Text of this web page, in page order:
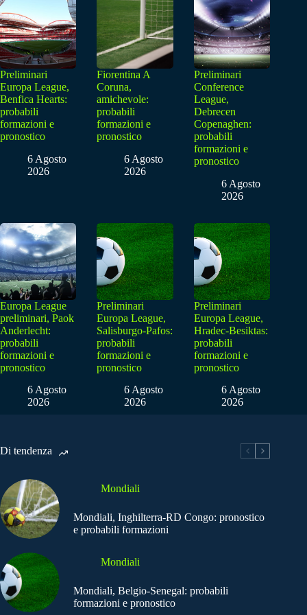
Preliminari
Europa League,
Benfica Hearts:
probabili
formazioni e
pronostico
6 Agosto
2026
Fiorentina A
Coruna,
amichevole:
probabili
formazioni e
pronostico
6 Agosto
2026
Preliminari
Conference
League,
Debrecen
Copenaghen:
probabili
formazioni e
pronostico
6 Agosto
2026
Europa League
preliminari, Paok
Anderlecht:
probabili
formazioni e
pronostico
6 Agosto
2026
Preliminari
Europa League,
Salisburgo-Pafos:
probabili
formazioni e
pronostico
6 Agosto
2026
Preliminari
Europa League,
Hradec-Besiktas:
probabili
formazioni e
pronostico
6 Agosto
2026
Di tendenza
Mondiali
Mondiali, Inghilterra-RD Congo: pronostico
e probabili formazioni
Mondiali
Mondiali, Belgio-Senegal: probabili
formazioni e pronostico